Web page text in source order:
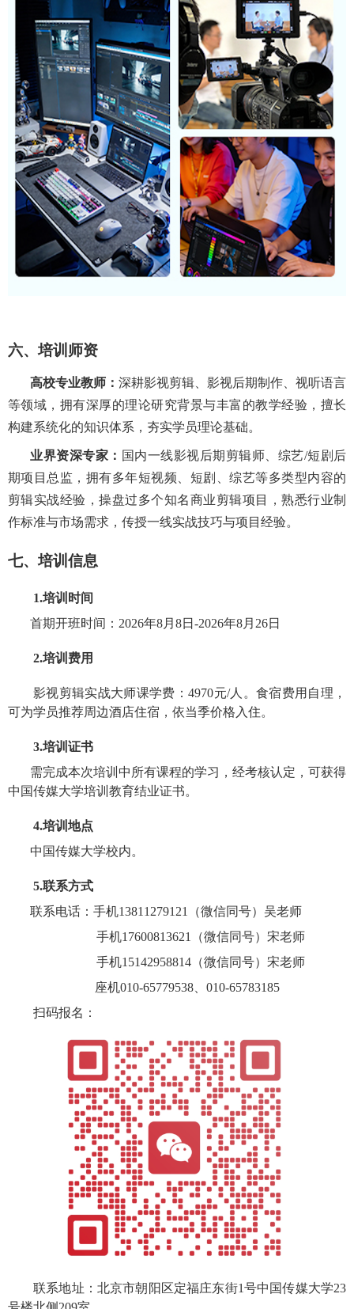
六、培训师资
高校专业教师： 深耕影视剪辑、影视后期制作、视听语言
等领域，拥有深厚的理论研究背景与丰富的教学经验，擅长
构建系统化的知识体系，夯实学员理论基础。
业界资深专家： 国内一线影视后期剪辑师、综艺/短剧后
期项目总监，拥有多年短视频、短剧、综艺等多类型内容的
剪辑实战经验，操盘过多个知名商业剪辑项目，熟悉行业制
作标准与市场需求，传授一线实战技巧与项目经验。
七、培训信息
1.培训时间
首期开班时间： 2026年8月 8日 -2026年8月 26日
2.培训费用
影视剪辑实战大师课学费：4970元/人。食宿费用自理，
可为学员推荐周边酒店住宿，依当季价格入住。
3.培训证书
需完成本次培训中 所有课程的学习，经考核认定，可获得
中国传媒大学培训教育结业证书。
4.培训地点
中国传媒大学校内。
5.联系方式
联系电话 ： 手机13811279121 （微信同号） 吴老师
手机17600813621（微信同号） 宋老师
手机15142958814（微信同号） 宋老师
座机010-65779538、 010-65783185
扫码报名：
联系地址：北京市朝阳区定福庄东街1号中国传媒大学23